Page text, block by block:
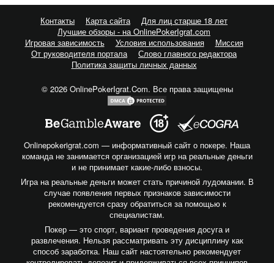
Контакты Карта сайта
Для лиц старше 18 лет
Лучшие обзоры - на OnlinePokerIgrat.com
Игровая зависимость
Условия использования
Миссия
От руководителя портала
Слово главного редактора
Политика защиты личных данных
© 2026 OnlinePokerIgrat.Com. Все права защищены
Onlinepokerigrat.com — информативный сайт о покере. Наша
команда не занимается организацией игр на реальные деньги
и не принимает какие-либо взносы.
Игра на реальные деньги может стать причиной лудомании. В
случае появления первых признаков зависимости
рекомендуется сразу обратиться за помощью к
специалистам.
Покер — это спорт, вариант проведения досуга и
развлечения. Нельзя рассматривать эту дисциплину как
способ заработка. Наш сайт настоятельно рекомендует